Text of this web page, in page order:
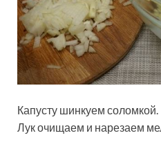
Капусту шинкуем соломкой.
Лук очищаем и нарезаем